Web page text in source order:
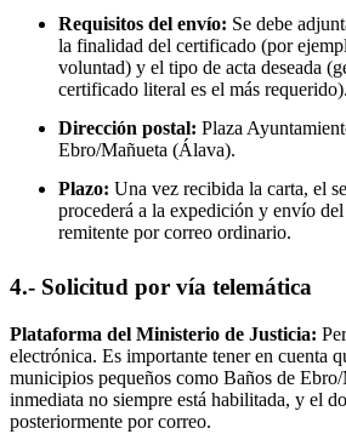
Requisitos del envío: Se debe
la finalidad del certificado (por
voluntad) y el tipo de acta deseada
certificado literal es el más requerido).
Dirección postal: Plaza
Ebro/Mañueta (Álava).
Plazo: Una vez recibida la carta, el
procederá a la expedición y envío
remitente por correo ordinario.
4.- Solicitud por vía telemática
Plataforma del Ministerio de Justicia:
electrónica. Es importante tener en cuenta
municipios pequeños como Baños de Ebro/
inmediata no siempre está habilitada, y el
posteriormente por correo.